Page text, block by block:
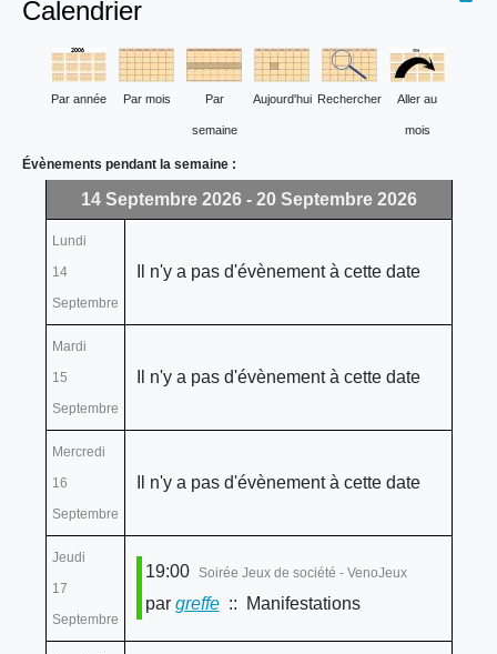
Calendrier
Par année Par mois Par
semaine
Aujourd'hui Rechercher Aller au
mois
Évènements pendant la semaine :
14 Septembre 2026 - 20 Septembre 2026
Lundi
14
Septembre
Il n'y a pas d'évènement à cette date
Mardi
15
Septembre
Il n'y a pas d'évènement à cette date
Mercredi
16
Septembre
Il n'y a pas d'évènement à cette date
Jeudi
17
Septembre
19:00 Soirée Jeux de société - VenoJeux
par greffe:: Manifestations